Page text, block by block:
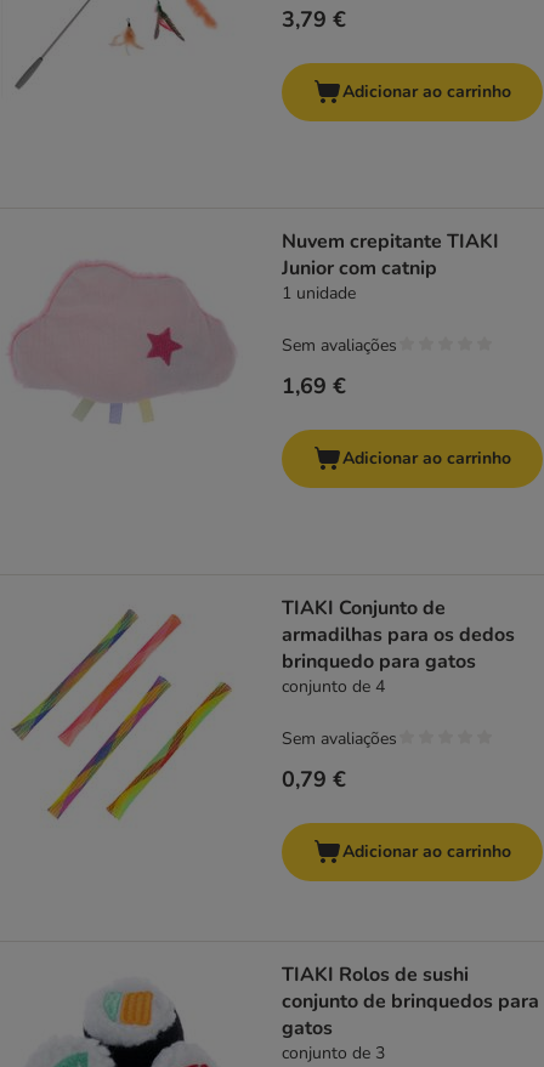
3,79 €
Adicionar ao carrinho
Nuvem crepitante TIAKI
Junior com catnip
1 unidade
1,69 €
Sem avaliações
Adicionar ao carrinho
TIAKI Conjunto de
armadilhas para os dedos
brinquedo para gatos
conjunto de 4
0,79 €
Sem avaliações
Adicionar ao carrinho
TIAKI Rolos de sushi
conjunto de brinquedos para
gatos
conjunto de 3